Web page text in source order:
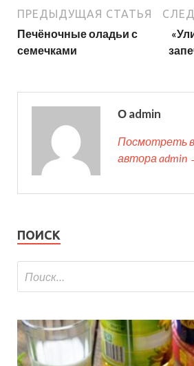
ПРЕДЫДУЩАЯ СТАТЬЯ
Печёночные оладьи с
семечками
О admin
Посмотреть
автора admin
ПОИСК